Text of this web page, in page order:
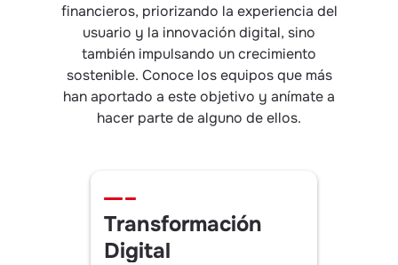
financieros, priorizando la experiencia del
usuario y la innovación digital, sino
también impulsando un crecimiento
sostenible. Conoce los equipos que más
han aportado a este objetivo y anímate a
hacer parte de alguno de ellos.
Transformación
Digital